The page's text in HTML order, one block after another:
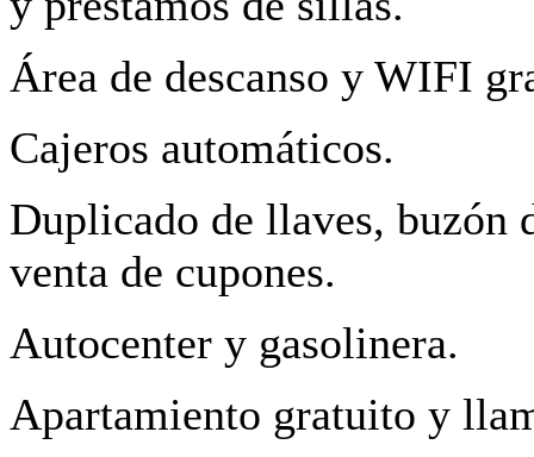
Área de descanso y WIFI
Cajeros automáticos.
Duplicado de llaves, buzón
venta de cupones.
Autocenter y gasolinera.
Apartamiento gratuito y